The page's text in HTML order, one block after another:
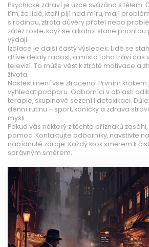
Psychické zdraví je úzce svázáno s tělem.
tím, že lidé, kteří pijí nad míru, mají
s rodinou, ztráta důvěry přátel nebo
zátěž roste, když se alkohol stane
výdaji.
Izolace je další častý výsledek. Lidé se
dříve dělaly radost, a místo toho tráví čas
televizí. To může vést k ztrátě motivace a
života.
Naštěstí není vše ztraceno. Prvním
vyhledat podporu. Odborníci v oblasti
terapie, skupinové sezení i detoxikaci.
denní rutinu – sport, koníčky a zdravá
mysli.
Pokud vás některý z těchto příznaků
pomoc. Kontaktujte odborníky, navštivte
nabídnuté zdroje. Každý krok směrem k
správným směrem.